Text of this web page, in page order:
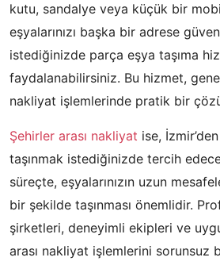
kutu, sandalye veya küçük bir
eşyalarınızı başka bir adrese
istediğinizde parça eşya taşıma
faydalanabilirsiniz. Bu hizmet,
nakliyat işlemlerinde pratik bir
Şehirler arası nakliyat ise,
taşınmak istediğinizde tercih
süreçte, eşyalarınızın uzun
bir şekilde taşınması önemlidir.
şirketleri, deneyimli ekipleri ve
arası nakliyat işlemlerini sorunsuz